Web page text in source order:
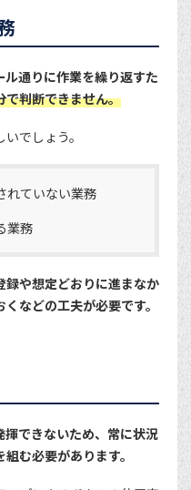
通りに作業を繰り返すた
で判断できません。
でしょう。
れていない業務
業務
や想定どおりに進まなか
などの工夫が必要です。
揮できないため、常に状況
む必要があります。